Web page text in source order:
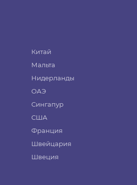
Китай
Мальта
Нидерланды
ОАЭ
Сингапур
США
Франция
Швейцария
Швеция